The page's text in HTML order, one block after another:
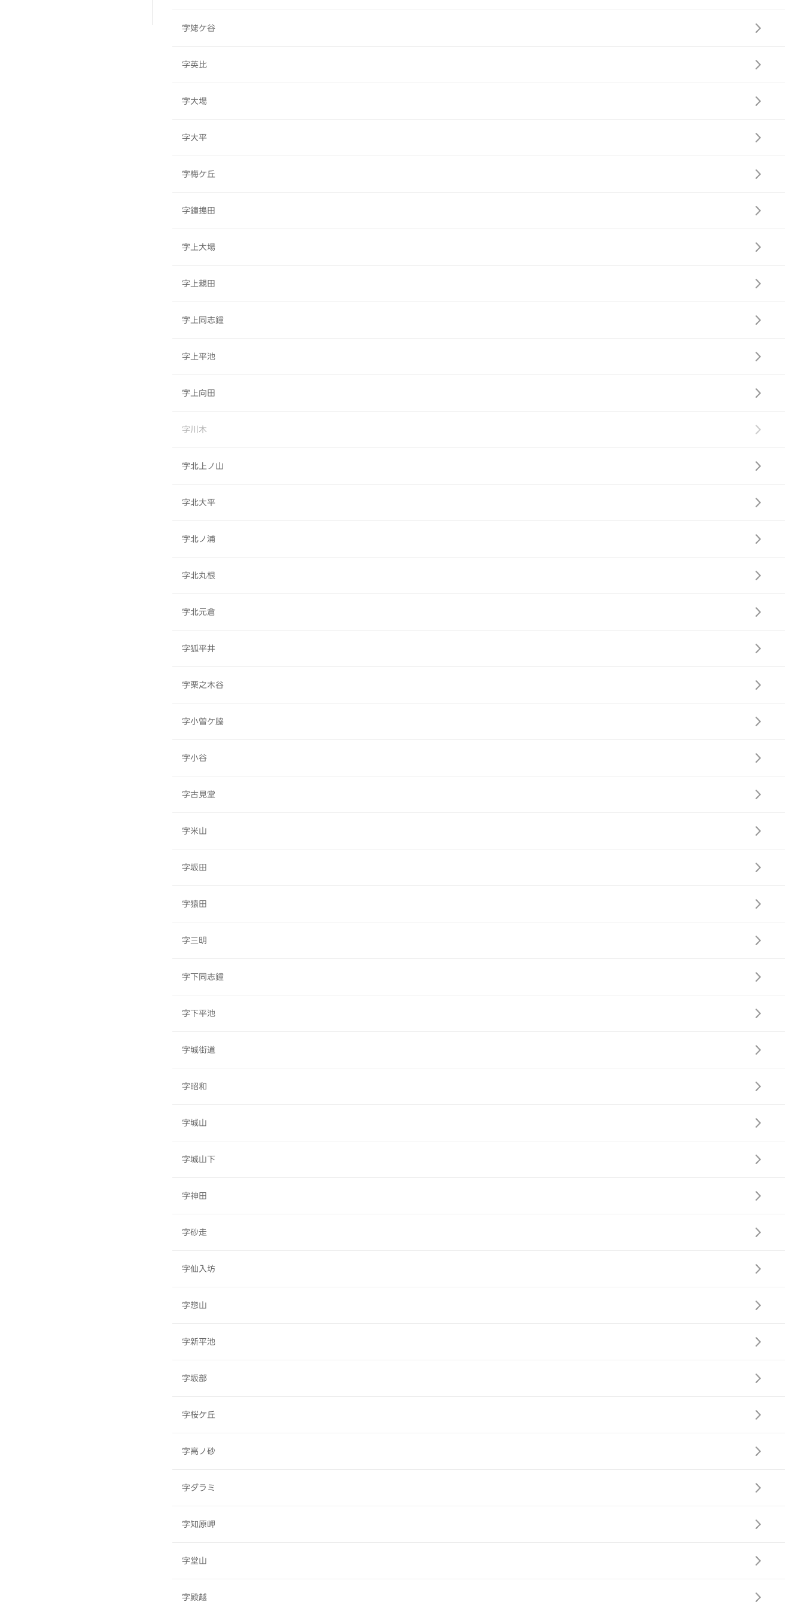
字姥ケ谷
字英比
字大場
字大平
字梅ケ丘
字鐘搗田
字上大場
字上親田
字上同志鐘
字上平池
字上向田
字川木
字北上ノ山
字北大平
字北ノ浦
字北丸根
字北元倉
字狐平井
字栗之木谷
字小曽ケ脇
字小谷
字古見堂
字米山
字坂田
字猿田
字三明
字下同志鐘
字下平池
字城街道
字昭和
字城山
字城山下
字神田
字砂走
字仙入坊
字惣山
字新平池
字坂部
字桜ケ丘
字高ノ砂
字ダラミ
字知原岬
字堂山
字殿越